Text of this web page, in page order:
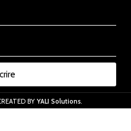
BY YALI Solutions.